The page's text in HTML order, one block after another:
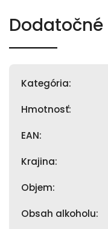
Kategória:
Hmotnosť:
EAN:
Krajina:
Objem:
Obsah alkoholu: